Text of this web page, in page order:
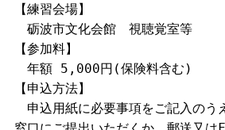
【練習会場】
砺波市文化会館 視聴覚室等
【参加料】
年額 5,000円(保険料含む)
【申込方法】
申込用紙に必要事項をご記入のう